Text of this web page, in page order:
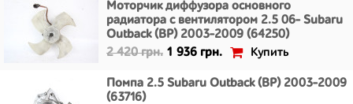
Моторчик диффузора основного
радиатора с вентилятором 2.5 06- Subaru
Outback (BP) 2003-2009 (64250)
2 420 грн. 1 936 грн. Купить
Помпа 2.5 Subaru Outback (BP) 2003-2009
(63716)